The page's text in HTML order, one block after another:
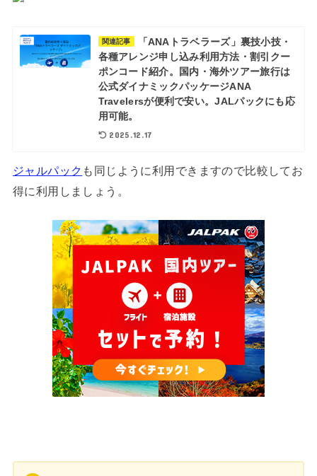
関連記事
「ANAトラベラーズ」裏技小技・
各種アレンジ申し込み利用方法・割引クー
ポンコード紹介。国内・海外ツアー旅行は
公式ダイナミックパッケージANA
Travelersが便利で安い。JALパックにも応
用可能。
2025.12.17
ジャルパック も同じように利用できますので比較してお
得に利用しましょう。